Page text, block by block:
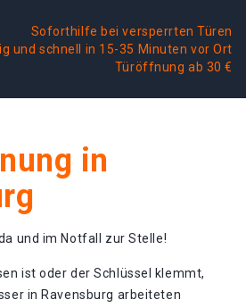
Soforthilfe bei versperrten Türen
und schnell in 15-35 Minuten vor Ort
Türöffnung ab 30 €
in
und im Notfall zur Stelle!
ist oder der Schlüssel klemmt,
in Ravensburg arbeiteten